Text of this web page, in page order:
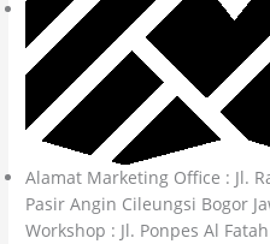
Alamat Marketing Office : Jl.
Pasir Angin Cileungsi Bogor
Workshop : Jl. Ponpes Al